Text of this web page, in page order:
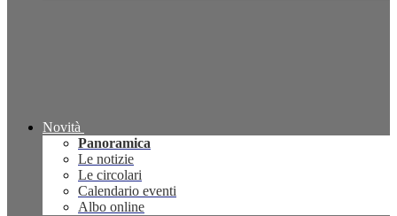
Novità
Panoramica
Le notizie
Le circolari
Calendario eventi
Albo online